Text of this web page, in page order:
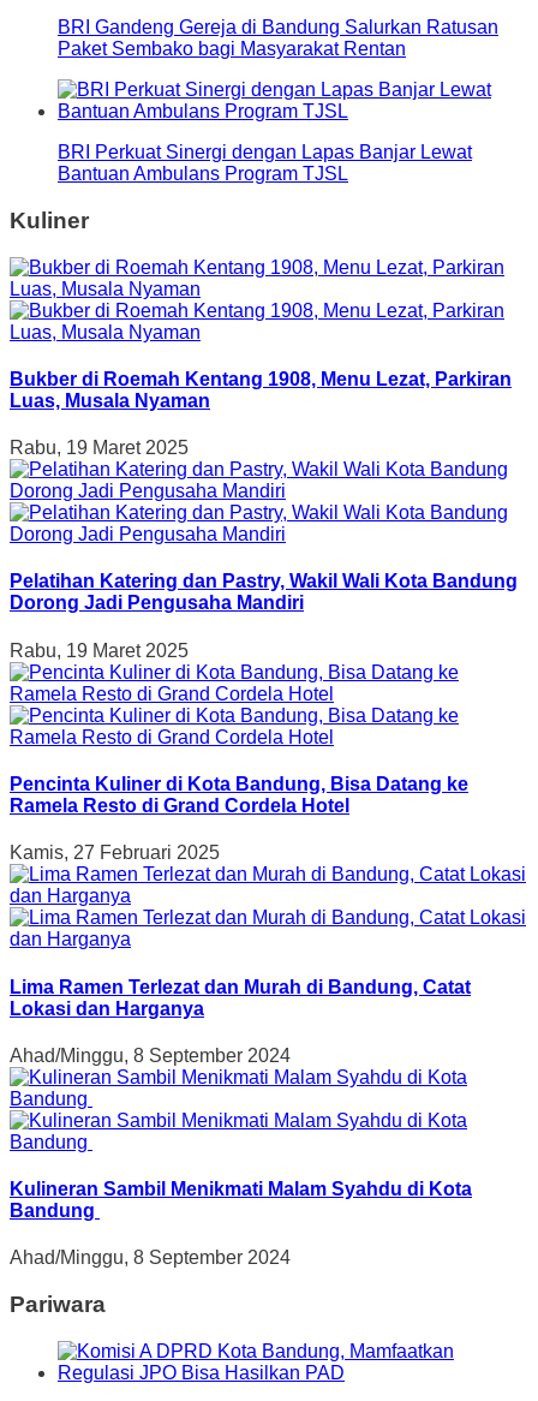
BRI Gandeng Gereja di Bandung Salurkan Ratusan
Paket Sembako bagi Masyarakat Rentan
BRI Perkuat Sinergi dengan Lapas Banjar Lewat
Bantuan Ambulans Program TJSL
Kuliner
Bukber di Roemah Kentang 1908, Menu Lezat, Parkiran
Luas, Musala Nyaman
Rabu, 19 Maret 2025
Pelatihan Katering dan Pastry, Wakil Wali Kota Bandung
Dorong Jadi Pengusaha Mandiri
Rabu, 19 Maret 2025
Pencinta Kuliner di Kota Bandung, Bisa Datang ke
Ramela Resto di Grand Cordela Hotel
Kamis, 27 Februari 2025
Lima Ramen Terlezat dan Murah di Bandung, Catat
Lokasi dan Harganya
Ahad/Minggu, 8 September 2024
Kulineran Sambil Menikmati Malam Syahdu di Kota
Bandung
Ahad/Minggu, 8 September 2024
Pariwara